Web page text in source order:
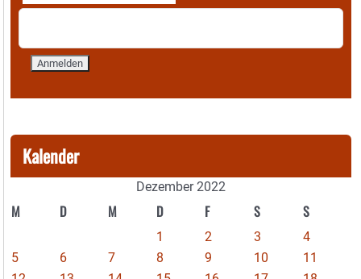
Kalender
Dezember 2022
M D M D F S S
1 2 3
4
5
6 7 8 9 10
11